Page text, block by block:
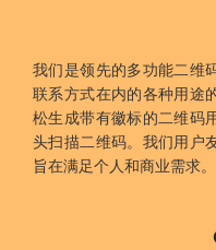
我们是领先的多功能二维
联系方式在内的各种用途
松生成带有徽标的二维码
头扫描二维码。我们用户
旨在满足个人和商业需求。